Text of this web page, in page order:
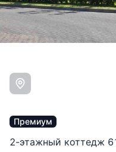
Премиум
2-этажный коттедж